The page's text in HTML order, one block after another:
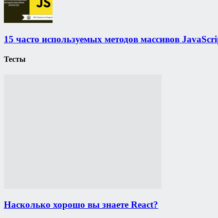
15 часто используемых методов массивов
Тесты
Насколько хорошо вы знаете React?